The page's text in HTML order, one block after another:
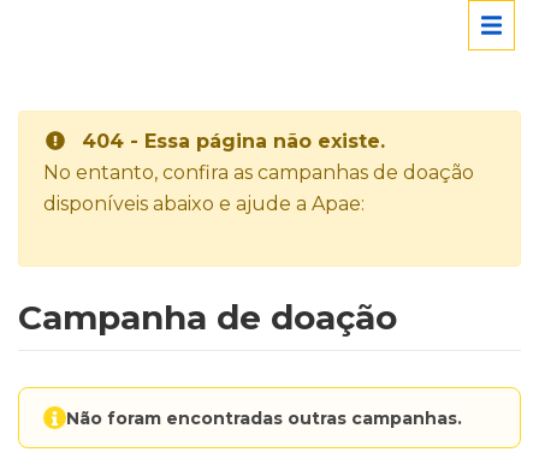
404 - Essa página não existe.
No entanto, confira as campanhas de doação
disponíveis abaixo e ajude a Apae:
Campanha de doação
Não foram encontradas outras campanhas.